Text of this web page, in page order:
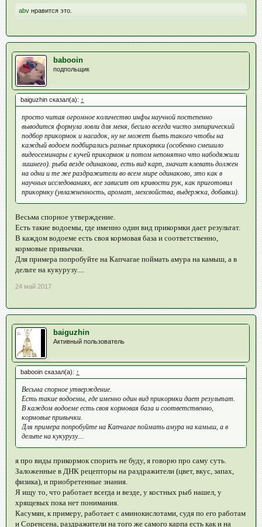
abv нравится это.
babooin
подпольщик
baiguzhin сказал(а): ↑
просто читая огромное количество инфы научной постепенно
выводится формула ловли для меня, бесило всегда чисто эмпирический
подбор прикормок и насадок, ну не может быть такого чтобы на
каждый водоем подбирались разные прикормки (особенно смешило
видеосеминары с кучей прикормок и потом непонятно что набодяжили
лишнего). рыба везде одинакова, есть вид карп, значит клевать должен
на одни и те же раздражители во всем мире одинаково, это как в
научных исследованиях, все зависит от кривости рук, как приготовил
прикормку (увлажненность, аромат, мехсвойства, выдержка, добавки).
Весьма спорное утверждение.
Есть такие водоемы, где именно один вид прикормки дает результат.
В каждом водоеме есть своя кормовая база и соответственно,
кормовые привычки.
Для примера попробуйте на Капчагае поймать амура на камыш, а в
дельте на кукурузу....
24 май 2017
baiguzhin
Активный пользователь
babooin сказал(а): ↑
Весьма спорное утверждение.
Есть такие водоемы, где именно один вид прикормки дает результат.
В каждом водоеме есть своя кормовая база и соответственно,
кормовые привычки.
Для примера попробуйте на Капчагае поймать амура на камыш, а в
дельте на кукурузу....
я про виды прикормок спорить не буду, я говорю про саму суть.
Заложенные в ДНК рецепторы на раздражители (цвет, вкус, запах,
физика), и приобретенные знания.
Я ищу то, что работает всегда и везде, у костных рыб нашел, у
хрящевых пока нет понимания.
Касумян, к примеру, работает с аминокислотами, судя по его работам
и Соренсена, раздражители на того же самого карпа есть как и на